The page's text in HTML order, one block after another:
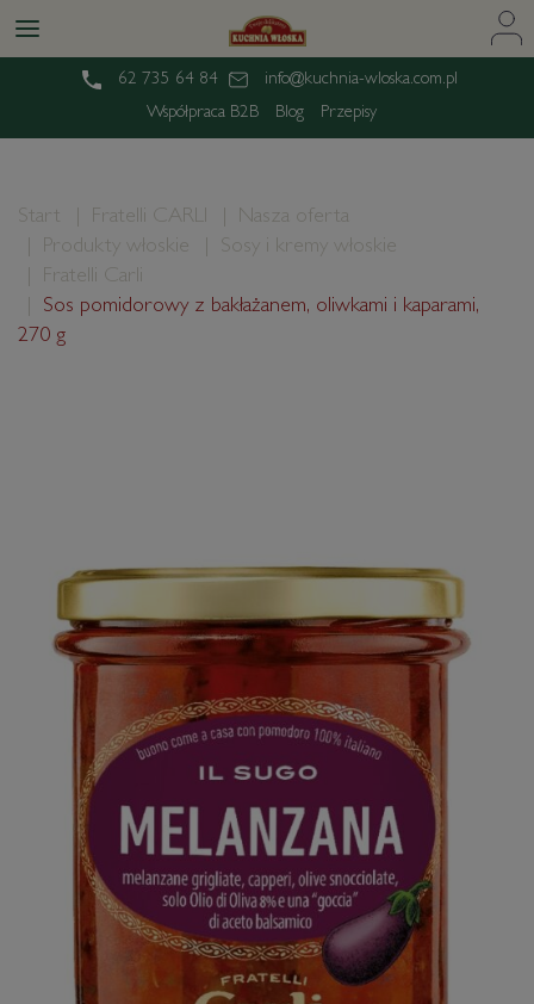
62 735 64 84
info@kuchnia-wloska.com.pl
Współpraca B2B
Blog Przepisy
Start Fratelli CARLI
Nasza oferta
Produkty włoskie
Sosy i kremy włoskie
Fratelli Carli
Sos pomidorowy z bakłażanem, oliwkami i kaparami,
270 g